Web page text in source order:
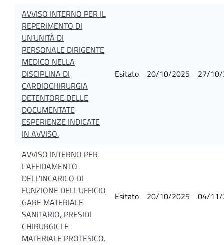
AVVISO INTERNO PER IL
REPERIMENTO DI
UN’UNITÀ DI
PERSONALE DIRIGENTE
MEDICO NELLA
DISCIPLINA DI
CARDIOCHIRURGIA
DETENTORE DELLE
DOCUMENTATE
ESPERIENZE INDICATE
IN AVVISO.
Esitato 20/10/2025 27/
AVVISO INTERNO PER
L'AFFIDAMENTO
DELL'INCARICO DI
FUNZIONE DELL'UFFICIO
GARE MATERIALE
SANITARIO, PRESIDI
CHIRURGICI E
MATERIALE PROTESICO.
Esitato 20/10/2025 04/